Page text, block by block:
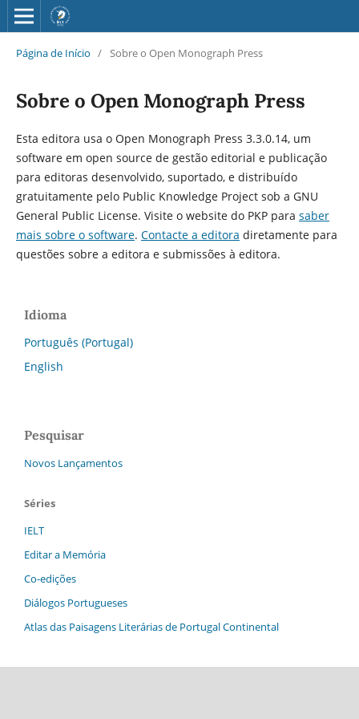
Página de Início / Sobre o Open Monograph Press
Sobre o Open Monograph Press
Esta editora usa o Open Monograph Press 3.3.0.14, um
software em open source de gestão editorial e publicação
para editoras desenvolvido, suportado, e distribuído
gratuitamente pelo Public Knowledge Project sob a GNU
General Public License. Visite o website do PKP para saber
mais sobre o software. Contacte a editora diretamente para
questões sobre a editora e submissões à editora.
Idioma
Português (Portugal)
English
Pesquisar
Novos Lançamentos
Séries
IELT
Editar a Memória
Co-edições
Diálogos Portugueses
Atlas das Paisagens Literárias de Portugal Continental